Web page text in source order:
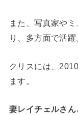
また、写真家や
り、多方面で活躍
クリスには、
ます。
妻レイチェルさん